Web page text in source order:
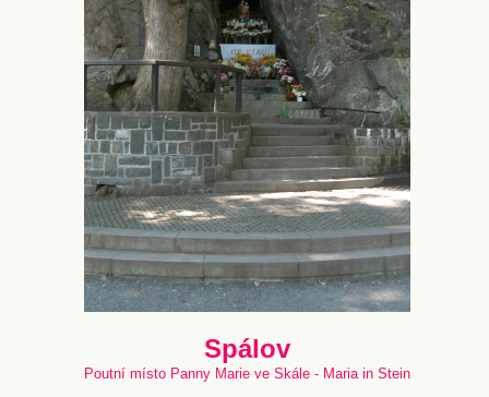
Spálov
Poutní místo Panny Marie ve Skále - Maria in Stein